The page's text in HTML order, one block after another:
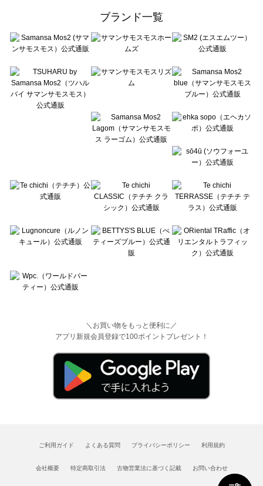
sō4ū（ソウフォーユー）のボトムス一覧
Te chichi（テチチ）のボトムス一覧
Te chichi CLASSIC（テチチ クラシック）のボトムス一覧
Lugnoncure（ルノンキュール）のボトムス一覧
BETTY'S BLUE（べティーズブルー）のボトムス一覧
Wpc.（ワールドパーティー）のボトムス一覧
ブランド一覧
＼お買い物をもっと便利に／
アプリ新規会員登録で100ポイントプレゼント！
ご利用ガイド よくある質問 プライバシーポリシー 利用規約
会社概要 特定商取引法 古物営業法に基づく記載 お問い合わせ